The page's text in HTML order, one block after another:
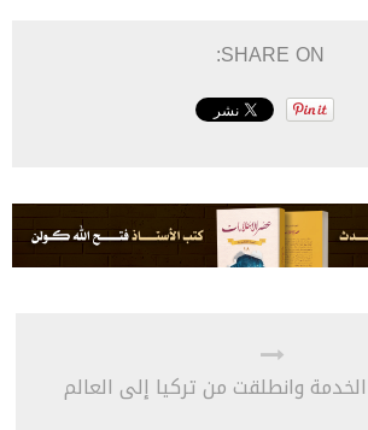
SHARE ON:
وانطلقت من تركيا إلى العالم